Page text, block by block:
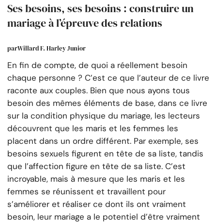
Ses besoins, ses besoins : construire un
mariage à l’épreuve des relations
parWillard F. Harley Junior
En fin de compte, de quoi a réellement besoin
chaque personne ? C’est ce que l’auteur de ce livre
raconte aux couples. Bien que nous ayons tous
besoin des mêmes éléments de base, dans ce livre
sur la condition physique du mariage, les lecteurs
découvrent que les maris et les femmes les
placent dans un ordre différent. Par exemple, ses
besoins sexuels figurent en tête de sa liste, tandis
que l’affection figure en tête de sa liste. C’est
incroyable, mais à mesure que les maris et les
femmes se réunissent et travaillent pour
s’améliorer et réaliser ce dont ils ont vraiment
besoin, leur mariage a le potentiel d’être vraiment